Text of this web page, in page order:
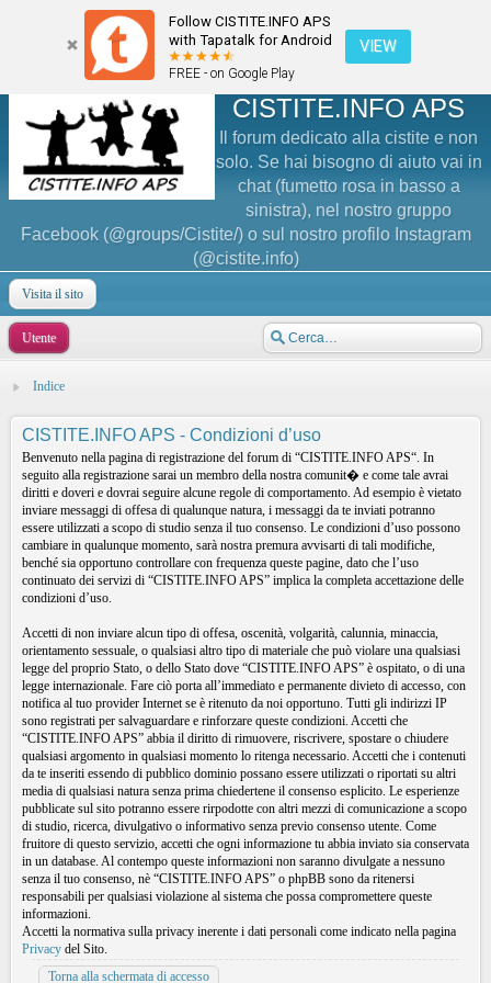
Follow CISTITE.INFO APS
with Tapatalk for Android
FREE - on Google Play
VIEW
CISTITE.INFO APS
Il forum dedicato alla cistite e non
solo. Se hai bisogno di aiuto vai in
chat (fumetto rosa in basso a
sinistra), nel nostro gruppo
Facebook (@groups/Cistite/) o sul nostro profilo Instagram
(@cistite.info)
Visita il sito
Utente
Indice
CISTITE.INFO APS - Condizioni d’uso
Benvenuto nella pagina di registrazione del forum di “CISTITE.INFO APS“. In
seguito alla registrazione sarai un membro della nostra comunit� e come tale avrai
diritti e doveri e dovrai seguire alcune regole di comportamento. Ad esempio è vietato
inviare messaggi di offesa di qualunque natura, i messaggi da te inviati potranno
essere utilizzati a scopo di studio senza il tuo consenso. Le condizioni d’uso possono
cambiare in qualunque momento, sarà nostra premura avvisarti di tali modifiche,
benché sia opportuno controllare con frequenza queste pagine, dato che l’uso
continuato dei servizi di “CISTITE.INFO APS” implica la completa accettazione delle
condizioni d’uso.
Accetti di non inviare alcun tipo di offesa, oscenità, volgarità, calunnia, minaccia,
orientamento sessuale, o qualsiasi altro tipo di materiale che può violare una qualsiasi
legge del proprio Stato, o dello Stato dove “CISTITE.INFO APS” è ospitato, o di una
legge internazionale. Fare ciò porta all’immediato e permanente divieto di accesso, con
notifica al tuo provider Internet se è ritenuto da noi opportuno. Tutti gli indirizzi IP
sono registrati per salvaguardare e rinforzare queste condizioni. Accetti che
“CISTITE.INFO APS” abbia il diritto di rimuovere, riscrivere, spostare o chiudere
qualsiasi argomento in qualsiasi momento lo ritenga necessario. Accetti che i contenuti
da te inseriti essendo di pubblico dominio possano essere utilizzati o riportati su altri
media di qualsiasi natura senza prima chiedertene il consenso esplicito. Le esperienze
pubblicate sul sito potranno essere rirpodotte con altri mezzi di comunicazione a scopo
di studio, ricerca, divulgativo o informativo senza previo consenso utente. Come
fruitore di questo servizio, accetti che ogni informazione tu abbia inviato sia conservata
in un database. Al contempo queste informazioni non saranno divulgate a nessuno
senza il tuo consenso, nè “CISTITE.INFO APS” o phpBB sono da ritenersi
responsabili per qualsiasi violazione al sistema che possa compromettere queste
informazioni.
Accetti la normativa sulla privacy inerente i dati personali come indicato nella pagina
Privacy del Sito.
Torna alla schermata di accesso